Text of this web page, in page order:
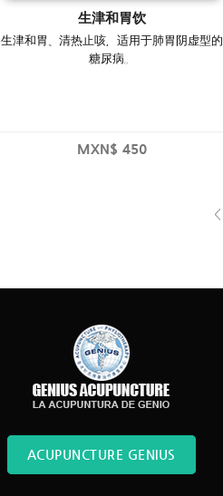
生津和胃饮
生津和胃、清热止咳，适用于肺胃阴虚型的
糖尿病。
MXN$ 450
<
ACUPUNCTURE GENIUS